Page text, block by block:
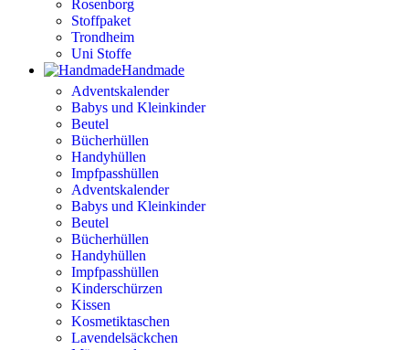
Rosenborg
Stoffpaket
Trondheim
Uni Stoffe
Handmade
Adventskalender
Babys und Kleinkinder
Beutel
Bücherhüllen
Handyhüllen
Impfpasshüllen
Adventskalender
Babys und Kleinkinder
Beutel
Bücherhüllen
Handyhüllen
Impfpasshüllen
Kinderschürzen
Kissen
Kosmetiktaschen
Lavendelsäckchen